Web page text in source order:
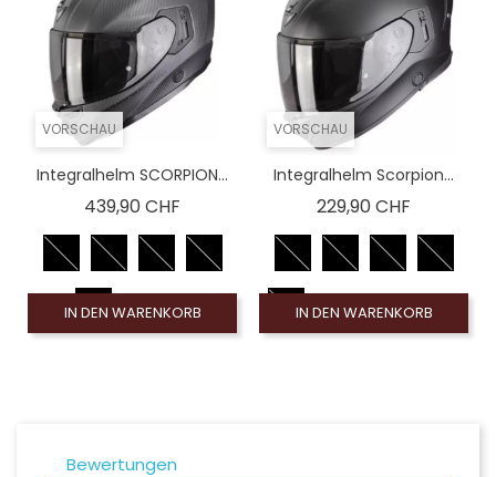
VORSCHAU
Integralhelm SCORPION...
439,90 CHF
IN DEN WARENKORB
VORSCHAU
Integralhelm Scorpion...
229,90 CHF
IN DEN WARENKORB
Bewertungen